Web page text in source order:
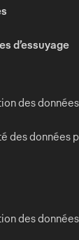
d’essuyage
des données
des données
des